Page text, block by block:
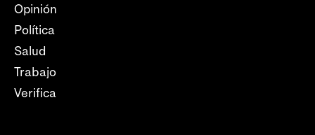
Opinión
Política
Salud
Trabajo
Verifica